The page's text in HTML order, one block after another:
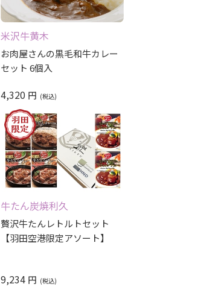
米沢牛黄木
お肉屋さんの黒毛和牛カレー
セット 6個入
4,320 円
牛たん炭焼利久
贅沢牛たんレトルトセット
【羽田空港限定アソート】
9,234 円